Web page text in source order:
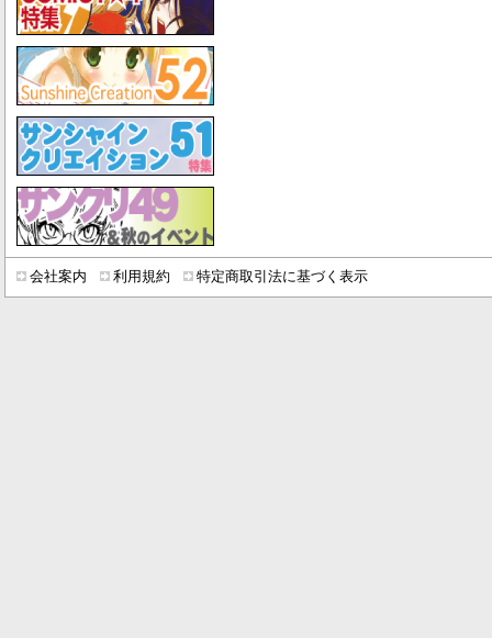
会社案内 利用規約 特定商取引法に基づく表示